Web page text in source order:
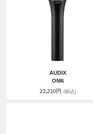
AUDIX
OM6
23,210円 (税込)